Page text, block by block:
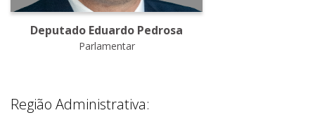
Deputado Eduardo Pedrosa
Parlamentar
Região Administrativa: